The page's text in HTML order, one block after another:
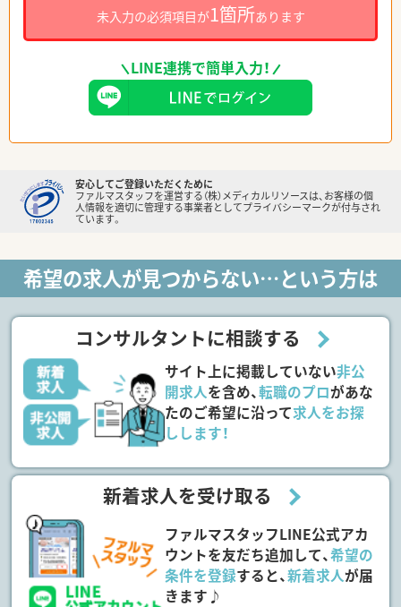
未入力の必須項目が1箇所あります
LINE連携で簡単入力！
安心してご登録いただくために
ファルマスタッフを運営する（株）メディカルリソースは、お客様の個
人情報を適切に管理する事業者としてプライバシーマークが付与され
ています。
希望の求人が見つからない…という方は
コンサルタントに相談する
サイト上に掲載していない非公
開求人を含め、転職のプロがあな
たのご希望に沿って求人をお探
しします！
新着求人を受け取る
ファルマスタッフLINE公式アカ
ウントを友だち追加して、希望の
条件を登録すると、新着求人が届
きます♪